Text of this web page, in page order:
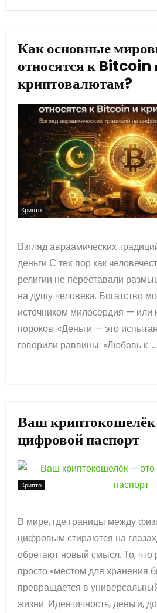
Как основные
относятся к Bitcoin
криптовалютам?
Крипто
Взгляд авраамических
деньги С тех пор как
религии не переставали
на душу человека. Богатство
источником милосердия — или
пороков. «Деньги — это
говорили раввины. «Любовь к ...
Ваш
цифровой паспорт
Крипто
В мире, где границы между
цифровым стираются на
обретают новый смысл. То,
просто «местом для хранения
превращается в
жизни. Идентичность, деньги,